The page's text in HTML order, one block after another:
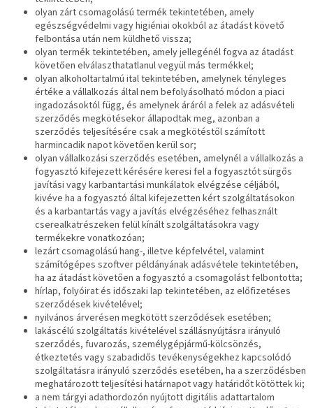
olyan zárt csomagolású termék tekintetében, amely
egészségvédelmi vagy higiéniai okokból az átadást követő
felbontása után nem küldhető vissza;
olyan termék tekintetében, amely jellegénél fogva az átadást
követően elválaszthatatlanul vegyül más termékkel;
olyan alkoholtartalmú ital tekintetében, amelynek tényleges
értéke a vállalkozás által nem befolyásolható módon a piaci
ingadozásoktól függ, és amelynek áráról a felek az adásvételi
szerződés megkötésekor állapodtak meg, azonban a
szerződés teljesítésére csak a megkötéstől számított
harmincadik napot követően kerül sor;
olyan vállalkozási szerződés esetében, amelynél a vállalkozás a
fogyasztó kifejezett kérésére keresi fel a fogyasztót sürgős
javítási vagy karbantartási munkálatok elvégzése céljából,
kivéve ha a fogyasztó által kifejezetten kért szolgáltatásokon
és a karbantartás vagy a javítás elvégzéséhez felhasznált
cserealkatrészeken felül kínált szolgáltatásokra vagy
termékekre vonatkozóan;
lezárt csomagolású hang-, illetve képfelvétel, valamint
számítógépes szoftver példányának adásvétele tekintetében,
ha az átadást követően a fogyasztó a csomagolást felbontotta;
hírlap, folyóirat és időszaki lap tekintetében, az előfizetéses
szerződések kivételével;
nyilvános árverésen megkötött szerződések esetében;
lakáscélú szolgáltatás kivételével szállásnyújtásra irányuló
szerződés, fuvarozás, személygépjármű-kölcsönzés,
étkeztetés vagy szabadidős tevékenységekhez kapcsolódó
szolgáltatásra irányuló szerződés esetében, ha a szerződésben
meghatározott teljesítési határnapot vagy határidőt kötöttek ki;
a nem tárgyi adathordozón nyújtott digitális adattartalom